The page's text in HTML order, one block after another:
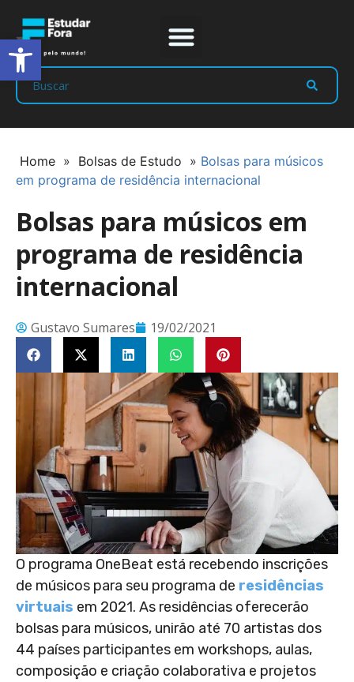
Home » Bolsas de Estudo » Bolsas para músicos
em programa de residência internacional
Bolsas para músicos em
programa de residência
internacional
Gustavo Sumares 19/02/2021
O programa OneBeat está recebendo inscrições
de músicos para seu programa de residências
virtuais em 2021. As residências oferecerão
bolsas para músicos, unirão até 70 artistas dos
44 países participantes em workshops, aulas,
composição e criação colaborativa e projetos
Abrir a barra de ferramentas